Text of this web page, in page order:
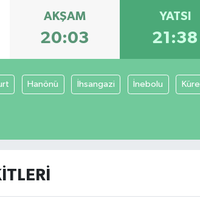
AKŞAM
20:03
YATSI
21:38
Hanönü İhsangazi İnebolu Küre